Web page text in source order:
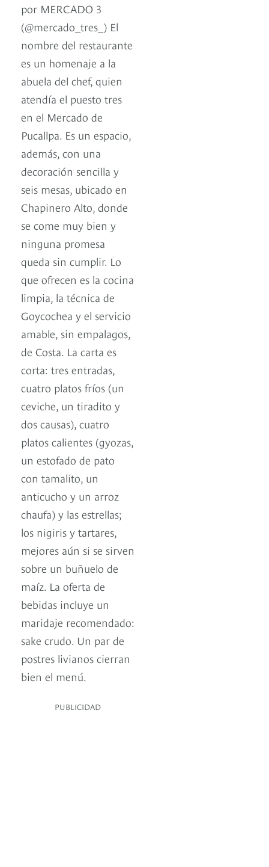
por MERCADO 3
(@mercado_tres_) El
nombre del restaurante
es un homenaje a la
abuela del chef, quien
atendía el puesto tres
en el Mercado de
Pucallpa. Es un espacio,
además, con una
decoración sencilla y
seis mesas, ubicado en
Chapinero Alto, donde
se come muy bien y
ninguna promesa
queda sin cumplir. Lo
que ofrecen es la cocina
limpia, la técnica de
Goycochea y el servicio
amable, sin empalagos,
de Costa. La carta es
corta: tres entradas,
cuatro platos fríos (un
ceviche, un tiradito y
dos causas), cuatro
platos calientes (gyozas,
un estofado de pato
con tamalito, un
anticucho y un arroz
chaufa) y las estrellas;
los nigiris y tartares,
mejores aún si se sirven
sobre un buñuelo de
maíz. La oferta de
bebidas incluye un
maridaje recomendado:
sake crudo. Un par de
postres livianos cierran
bien el menú.
PUBLICIDAD